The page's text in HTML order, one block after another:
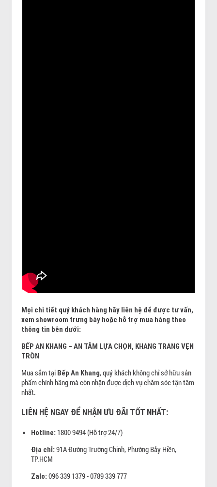
Mọi chi tiết quý khách hàng hãy liên hệ để được tư vấn,
xem showroom trưng bày hoặc hỗ trợ mua hàng theo
thông tin bên dưới:
BẾP AN KHANG – AN TÂM LỰA CHỌN, KHANG TRANG VẸN
TRÒN
Mua sắm tại Bếp An Khang, quý khách không chỉ sở hữu sản
phẩm chính hãng mà còn nhận được dịch vụ chăm sóc tận tâm
nhất.
LIÊN HỆ NGAY ĐỂ NHẬN ƯU ĐÃI TỐT NHẤT:
Hotline: 1800 9494 (Hỗ trợ 24/7)
Địa chỉ:91A Đường Trường Chinh, Phường Bảy Hiền,
TP.HCM
Zalo:096 339 1379 - 0789 339 777